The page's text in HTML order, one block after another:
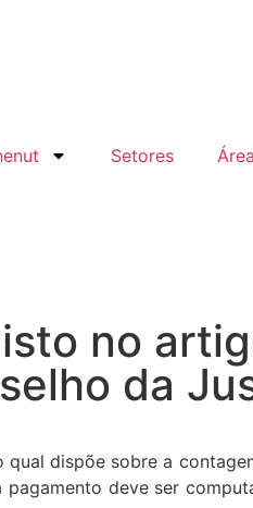
Setores
no
da
dispõe sobre a
deve ser